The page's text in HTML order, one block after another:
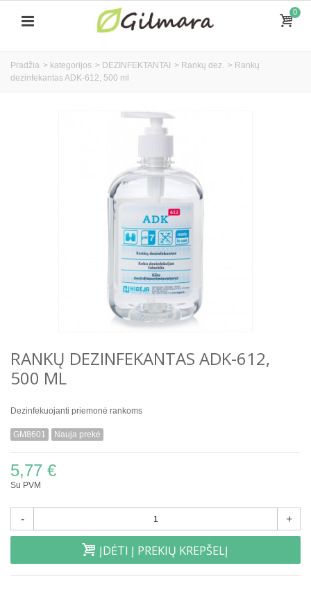
0
Pradžia > kategorijos > DEZINFEKTANTAI > Rankų dez. > Rankų
dezinfekantas ADK-612, 500 ml
RANKŲ DEZINFEKANTAS ADK-612,
500 ML
Dezinfekuojanti priemonė rankoms
GM8601 Nauja prekė
5,77 €
Su PVM
- +
ĮDĖTI Į PREKIŲ KREPŠELĮ